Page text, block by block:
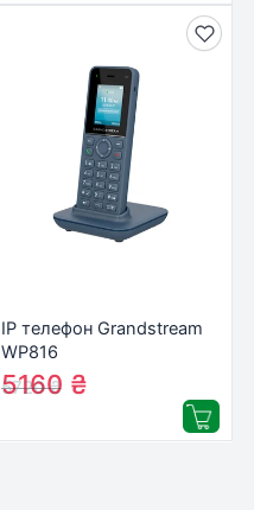
IP телефон Grandstream
WP816
5720₴
5160 ₴